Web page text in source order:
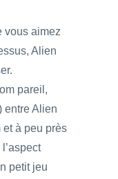
vous aimez
Alien
pareil,
entre Alien
et à peu près
petit jeu